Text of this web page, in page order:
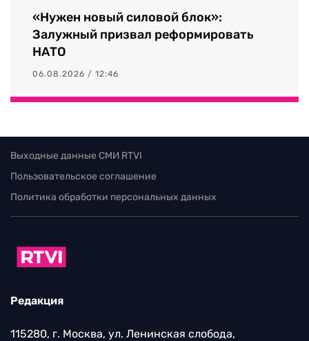
«Нужен новый силовой блок»:
Залужный призвал реформировать
НАТО
06.08.2026 / 12:46
Выходные данные СМИ RTVI
Пользовательское соглашение
Политика обработки персональных данных
Редакция
115280, г. Москва, ул. Ленинская слобода,